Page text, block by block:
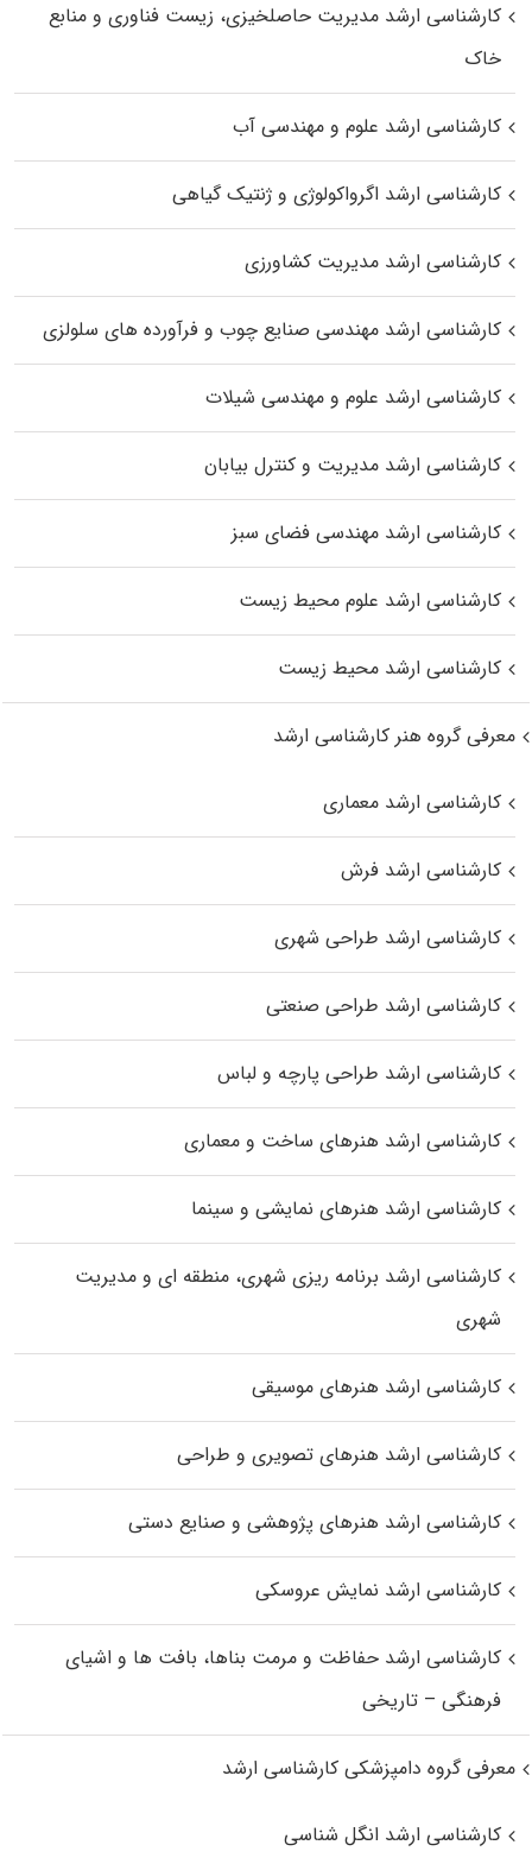
کارشناسی ارشد مدیریت حاصلخیزی، زیست فناوری و منابع
خاک
کارشناسی ارشد علوم و مهندسی آب
کارشناسی ارشد اگرواکولوژی و ژنتیک گیاهی
کارشناسی ارشد مدیریت کشاورزی
کارشناسی ارشد مهندسی صنایع چوب و فرآورده‌ های سلولزی
کارشناسی ارشد علوم و مهندسی شیلات
کارشناسی ارشد مدیریت و کنترل بیابان
کارشناسی ارشد مهندسی فضای سبز
کارشناسی ارشد علوم محیط‌ زیست
کارشناسی ارشد محیط زیست
معرفی گروه هنر کارشناسی ارشد
کارشناسی ارشد معماری
کارشناسی ارشد فرش
کارشناسی ارشد طراحی شهری
کارشناسی ارشد طراحی صنعتی
کارشناسی ارشد طراحی پارچه و لباس
کارشناسی ارشد هنرهای ساخت و معماری
کارشناسی ارشد هنرهای نمایشی و سینما
کارشناسی ارشد برنامه ریزی شهری، منطقه‌ ای و مدیریت
شهری
کارشناسی ارشد هنرهای موسیقی
کارشناسی ارشد هنرهای تصویری و طراحی
کارشناسی ارشد هنرهای پژوهشی و صنایع دستی
کارشناسی ارشد نمایش عروسکی
کارشناسی ارشد حفاظت و مرمت بناها، بافت‌ ها و اشیای
فرهنگی – تاریخی
معرفی گروه دامپزشکی کارشناسی ارشد
کارشناسی ارشد انگل شناسی